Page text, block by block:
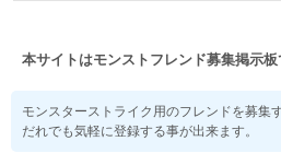
本サイトはモンストフレンド募集掲示板
モンスターストライク用のフレンドを募集
だれでも気軽に登録する事が出来ます。